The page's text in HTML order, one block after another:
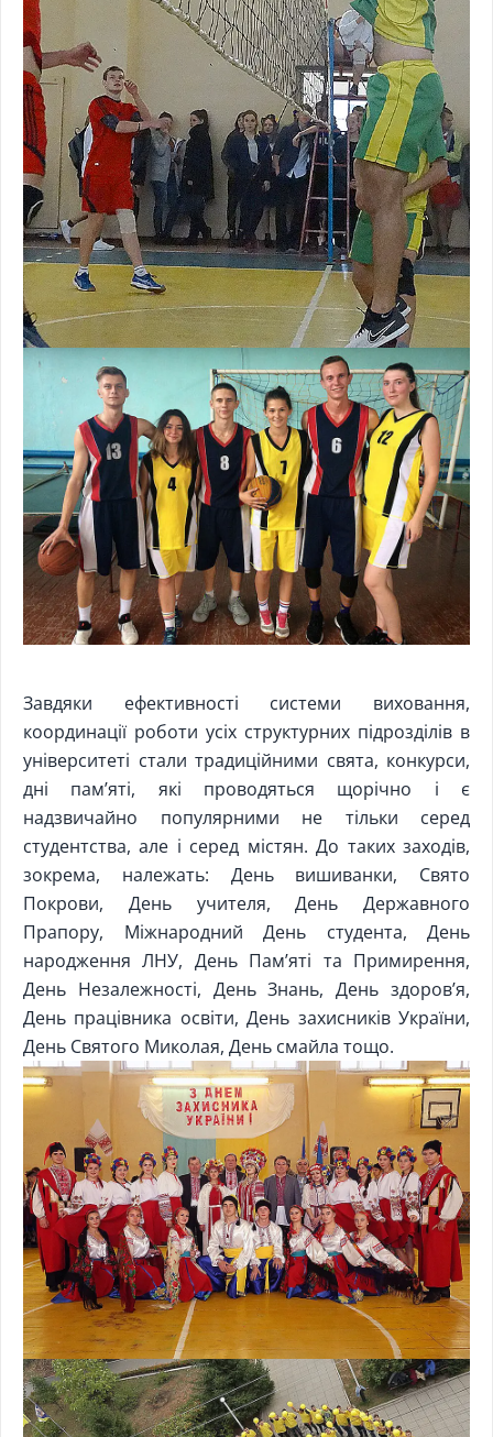
Завдяки ефективності системи виховання,
координації роботи усіх структурних підрозділів в
університеті стали традиційними свята, конкурси,
дні пам’яті, які проводяться щорічно і є
надзвичайно популярними не тільки серед
студентства, але і серед містян. До таких заходів,
зокрема, належать: День вишиванки, Свято
Покрови, День учителя, День Державного
Прапору, Міжнародний День студента, День
народження ЛНУ, День Пам’яті та Примирення,
День Незалежності, День Знань, День здоров’я,
День працівника освіти, День захисників України,
День Святого Миколая, День смайла тощо.